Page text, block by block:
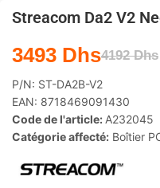
Streacom Da2 V2
4192Dhs
3493 Dhs
P/N: ST-DA2B-V2
EAN: 8718469091430
Code de l'article: A232045
Catégorie affecté: Boîtier